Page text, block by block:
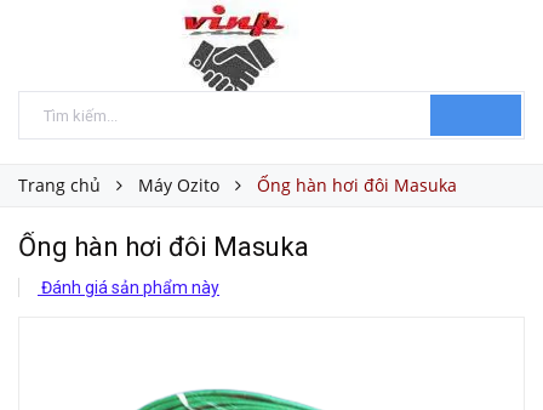
Trang chủ Máy Ozito Ống hàn hơi đôi Masuka
Ống hàn hơi đôi Masuka
Đánh giá sản phẩm này